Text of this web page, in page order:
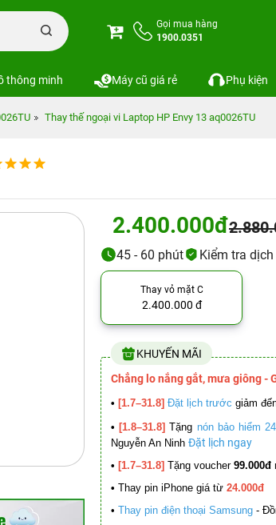
Gọi mua hàng
1900.0351
thông minh Máy cũ giá rẻ Phụ kiện
Thay thế ngoại vi Laptop HP Envy 13 aq0026TU
2.400.000đ
45 - 60 phút Kiểm tra
Thay vỏ mặt C
2.400.000 đ
KHUYẾN MÃI
Chẳng lo nắng gắt, mưa giông -
• [1.7–31.8] Đặt lịch trước giảm
• [1.8–31.8] Tặng nón bảo hiểm
Nguyễn An Ninh Đặt lịch ngay
• [1.7–31.8] Tặng voucher 99.000đ
• Thay pin iPhone giá từ 24.000đ
• Thay pin điện thoại Samsung -